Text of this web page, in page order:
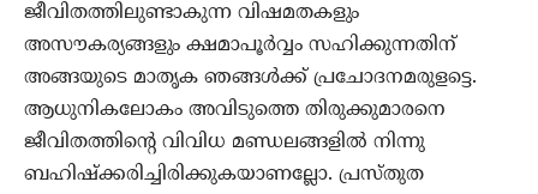
ജീവിതത്തിലുണ്ടാകുന്ന വിഷമതകളും
അസൗകര്യങ്ങളും ക്ഷമാപൂര്‍വ്വം സഹിക്കുന്നതിന്
അങ്ങയുടെ മാതൃക ഞങ്ങള്‍ക്ക് പ്രചോദനമരുളട്ടെ.
ആധുനികലോകം അവിടുത്തെ തിരുക്കുമാരനെ
ജീവിതത്തിന്‍റെ വിവിധ മണ്ഡലങ്ങളില്‍ നിന്നു
ബഹിഷ്ക്കരിച്ചിരിക്കുകയാണല്ലോ. പ്രസ്തുത